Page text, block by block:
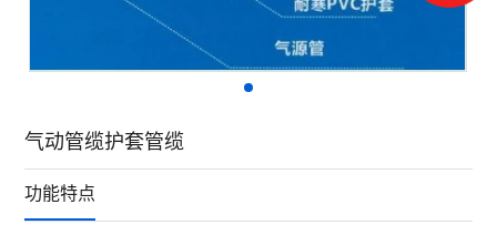
气动管缆护套管缆
功能特点